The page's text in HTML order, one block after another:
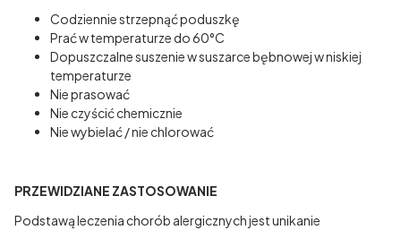
Codziennie strzepnąć poduszkę
Prać w temperaturze do 60°C
Dopuszczalne suszenie w suszarce bębnowej w niskiej
temperaturze
Nie prasować
Nie czyścić chemicznie
Nie wybielać / nie chlorować
PRZEWIDZIANE ZASTOSOWANIE
Podstawą leczenia chorób alergicznych jest unikanie